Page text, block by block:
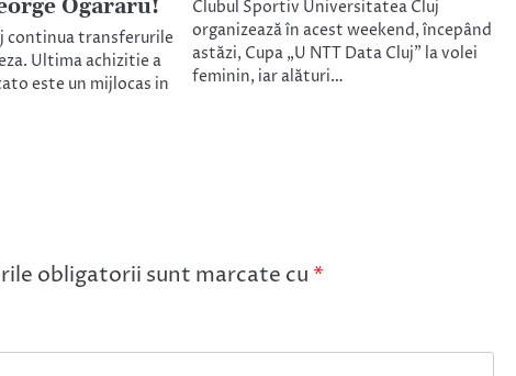
Ogăraru!
continua transferurile
Ultima achizitie a
este un mijlocas in
Clubul Sportiv Universitatea Cluj
organizează în acest weekend, începând
astăzi, Cupa „U NTT Data Cluj” la volei
feminin, iar alături…
obligatorii sunt marcate cu *